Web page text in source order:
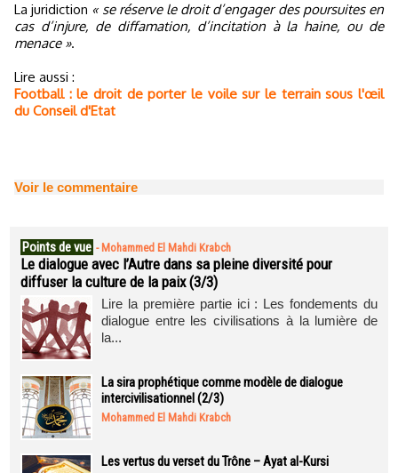
La juridiction « se réserve le droit d’engager des poursuites en
cas d’injure, de diffamation, d’incitation à la haine, ou de
menace ».
Lire aussi :
Football : le droit de porter le voile sur le terrain sous l'œil
du Conseil d'Etat
Voir le commentaire
Points de vue - Mohammed El Mahdi Krabch
Le dialogue avec l’Autre dans sa pleine diversité pour
diffuser la culture de la paix (3/3)
Lire la première partie ici : Les fondements du
dialogue entre les civilisations à la lumière de
la...
La sira prophétique comme modèle de dialogue
intercivilisationnel (2/3)
Mohammed El Mahdi Krabch
Les vertus du verset du Trône – Ayat al-Kursi